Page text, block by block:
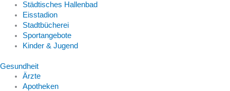
Städtisches Hallenbad
Eisstadion
Stadtbücherei
Sportangebote
Kinder & Jugend
Gesundheit
Ärzte
Apotheken